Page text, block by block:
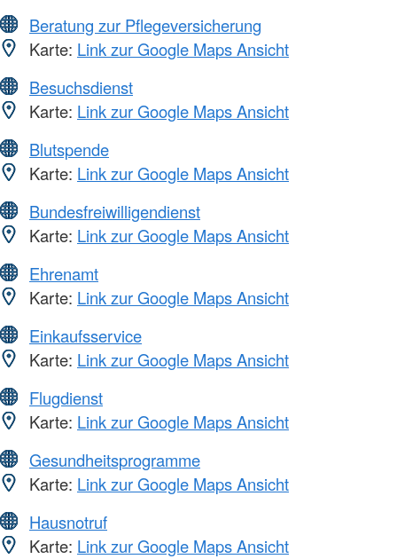
Beratung zur Pflegeversicherung
Karte: Link zur Google Maps Ansicht
Besuchsdienst
Karte: Link zur Google Maps Ansicht
Blutspende
Karte: Link zur Google Maps Ansicht
Bundesfreiwilligendienst
Karte: Link zur Google Maps Ansicht
Ehrenamt
Karte: Link zur Google Maps Ansicht
Einkaufsservice
Karte: Link zur Google Maps Ansicht
Flugdienst
Karte: Link zur Google Maps Ansicht
Gesundheitsprogramme
Karte: Link zur Google Maps Ansicht
Hausnotruf
Karte: Link zur Google Maps Ansicht